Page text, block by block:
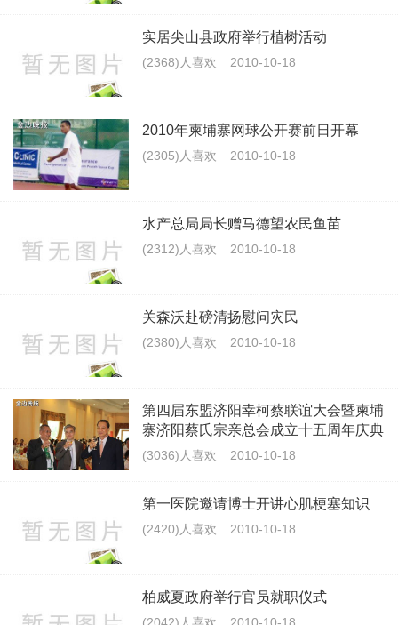
实居尖山县政府举行植树活动
(2368)人喜欢 2010-10-18
2010年柬埔寨网球公开赛前日开幕
(2305)人喜欢 2010-10-18
水产总局局长赠马德望农民鱼苗
(2312)人喜欢 2010-10-18
关森沃赴磅清扬慰问灾民
(2380)人喜欢 2010-10-18
第四届东盟济阳幸柯蔡联谊大会暨柬埔
寨济阳蔡氏宗亲总会成立十五周年庆典
成功举办
(3036)人喜欢 2010-10-18
第一医院邀请博士开讲心肌梗塞知识
(2420)人喜欢 2010-10-18
柏威夏政府举行官员就职仪式